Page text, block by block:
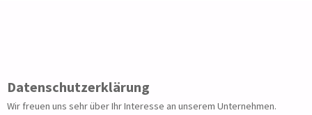
Datenschutzerklärung
Wir freuen uns sehr über Ihr Interesse an unserem Unternehmen.